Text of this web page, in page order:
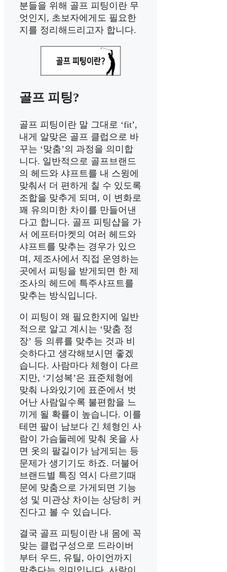
분들을 위해 골프 피팅이란 무
엇인지, 초보자에게도 필요한
지를 정리해드리고자 합니다.
골프 피팅?
골프 피팅이란 말 그대로 ‘fit’,
내게 알맞은 골프 클럽으로 바
꾸는 ‘맞춤’의 과정을 의미합
니다. 일반적으로 골프브랜드
의 헤드와 샤프트를 내 스윙에
맞춰서 더 편하게 칠 수 있도록
조합을 맞추게 되며, 이 변화로
꽤 유의미한 차이를 만들어낸
다고 합니다. 골프 피팅샵을 가
서 에프터마켓의 여러 헤드와
샤프트를 맞추는 경우가 있으
며, 제조사에서 직접 운영하는
곳에서 피팅을 받게되면 한 제
조사의 헤드에 특주샤프트를
맞추는 방식입니다.
이 피팅이 왜 필요한지에 일반
적으로 알고 계시는 ‘맞춤 정
장’ 등 의류를 맞추는 것과 비
슷하다고 생각해보시면 좋겠
습니다. 사람마다 체형이 다르
지만, ‘기성복’은 표준체형에
맞춰 나와있기에 표준에서 벗
어난 사람일수록 불편함을 느
끼게 될 확률이 높습니다. 이를
테면 팔이 남보다 긴 체형인 사
람이 가슴둘레에 맞춰 옷을 사
면 옷의 팔길이가 남게되는 등
문제가 생기기도 하죠. 더불어
브랜드별 특징 역시 다르기때
문에 맞춤으로 가게되면 기능
성 및 미관상 차이는 상당히 커
진다고 볼 수 있습니다.
결국 골프 피팅이란 내 몸에 꼭
맞는 클럽구성으로 드라이버
부터 우드, 유틸, 아이언까지